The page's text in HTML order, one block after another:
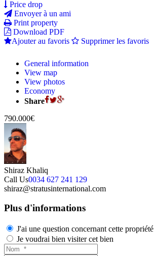
Price drop
Envoyer à un ami
Print property
Download PDF
Ajouter au favoris
Supprimer les favoris
General information
View map
View photos
Economy
Share
790.000€
Shiraz Khaliq
Call Us0034 627 241 129
shiraz@stratusinternational.com
Plus d'informations
J'ai une question concernant cette propriété
Je voudrai bien visiter cet bien